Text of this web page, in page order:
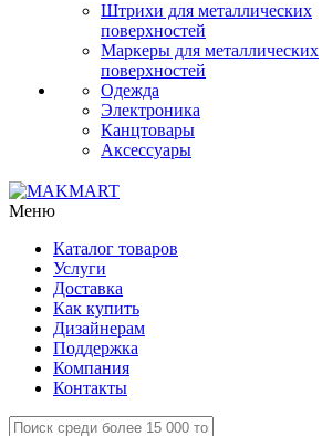
Штрихи для металлических
поверхностей
Маркеры для металлических
поверхностей
Одежда
Электроника
Канцтовары
Аксессуары
Меню
Каталог товаров
Услуги
Доставка
Как купить
Дизайнерам
Поддержка
Компания
Контакты